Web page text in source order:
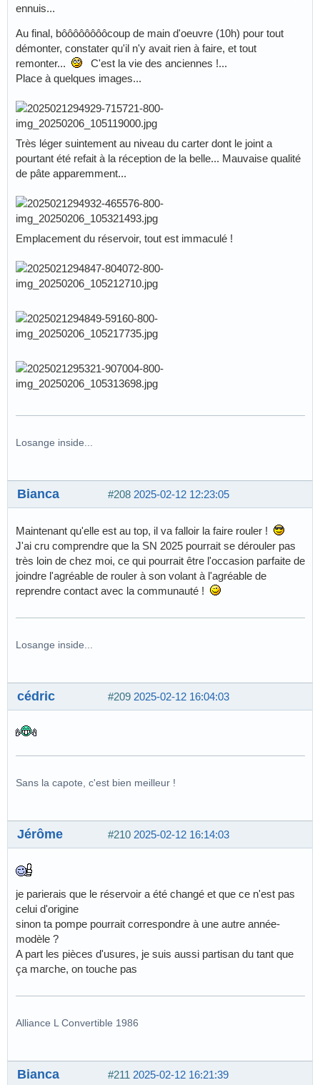
ennuis...
Au final, bôôôôôôôôcoup de main d'oeuvre (10h) pour tout
démonter, constater qu'il n'y avait rien à faire, et tout
remonter...
C'est la vie des anciennes !...
Place à quelques images...
Très léger suintement au niveau du carter dont le joint a
pourtant été refait à la réception de la belle... Mauvaise qualité
de pâte apparemment...
Emplacement du réservoir, tout est immaculé !
Losange inside...
#208 2025-02-12 12:23:05
Bianca
Maintenant qu'elle est au top, il va falloir la faire rouler !
J'ai cru comprendre que la SN 2025 pourrait se dérouler pas
très loin de chez moi, ce qui pourrait être l'occasion parfaite de
joindre l'agréable de rouler à son volant à l'agréable de
reprendre contact avec la communauté !
Losange inside...
#209 2025-02-12 16:04:03
cédric
Sans la capote, c'est bien meilleur !
#210 2025-02-12 16:14:03
Jérôme
je parierais que le réservoir a été changé et que ce n'est pas
celui d'origine
sinon ta pompe pourrait correspondre à une autre année-
modèle ?
A part les pièces d'usures, je suis aussi partisan du tant que
ça marche, on touche pas
Alliance L Convertible 1986
#211 2025-02-12 16:21:39
Bianca